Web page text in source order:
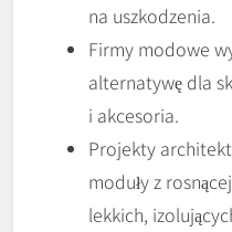
na uszkodzenia.
Firmy modowe
alternatywę dla
i akcesoria.
Projekty
moduły z
lekkich,